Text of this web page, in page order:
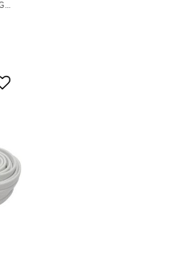
Add to favorites